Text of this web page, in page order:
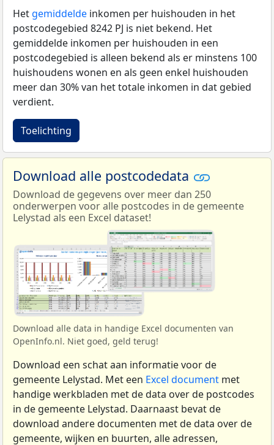
Het gemiddelde inkomen per huishouden in het
postcodegebied 8242 PJ is niet bekend. Het
gemiddelde inkomen per huishouden in een
postcodegebied is alleen bekend als er minstens 100
huishoudens wonen en als geen enkel huishouden
meer dan 30% van het totale inkomen in dat gebied
verdient.
Toelichting
Download alle postcodedata
Download de gegevens over meer dan 250
onderwerpen voor alle postcodes in de gemeente
Lelystad als een Excel dataset!
Download alle data in handige Excel documenten van
OpenInfo.nl. Niet goed, geld terug!
Download een schat aan informatie voor de
gemeente Lelystad. Met een Excel document met
handige werkbladen met de data over de postcodes
in de gemeente Lelystad. Daarnaast bevat de
download andere documenten met de data over de
gemeente, wijken en buurten, alle adressen,